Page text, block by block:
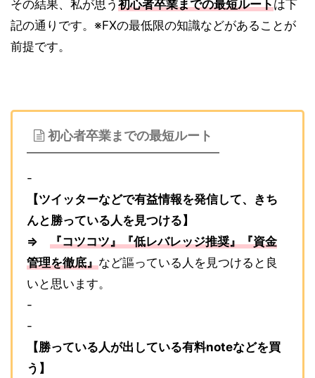
その結果、私が思う 初心者卒業までの最短ルートは下
記の通りです。※FXの最低限の知識などがあることが
前提です。
初心者卒業までの最短ルート
-
【ツイッターなどで有益情報を発信して、きち
んと勝っている人を見つける】
⇒ 『コツコツ』『低レバレッジ推奨』『資金
管理を徹底』など謳っている人を見つけると良
いと思います。
-
-
【勝っている人が出している有料noteなどを買
う】